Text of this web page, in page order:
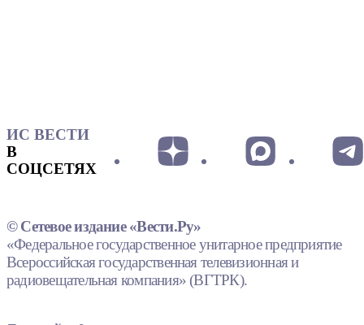
ИС ВЕСТИ
В
СОЦСЕТЯХ
© Сетевое издание «Вести.Ру»
«Федеральное государственное унитарное предприятие
Всероссийская государственная телевизионная и
радиовещательная компания» (ВГТРК).